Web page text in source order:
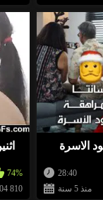
وقف قبالة النطر. أعرف
وقف قبالة النطر. أعرف
74%
810
الاسرة
28:40
منذ 5 سنة